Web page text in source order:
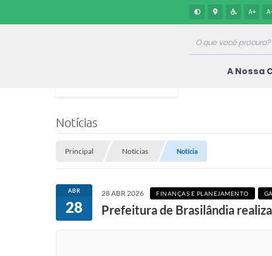
A+
A Nossa
Notícias
Principal Notícias Notícia
ABR
28
28 ABR 2026 FINANÇAS E PLANEJAMENTO
Prefeitura de Brasilândia